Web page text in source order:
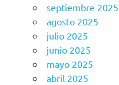
septiembre 2025
agosto 2025
julio 2025
junio 2025
mayo 2025
abril 2025